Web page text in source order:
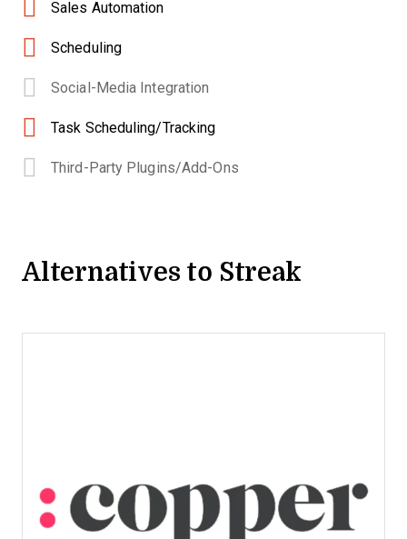
Sales Automation
Scheduling
Social-Media Integration
Task Scheduling/Tracking
Third-Party Plugins/Add-Ons
Alternatives to Streak